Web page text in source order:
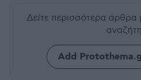
Δείτε περισσότερα άρθρα
Add